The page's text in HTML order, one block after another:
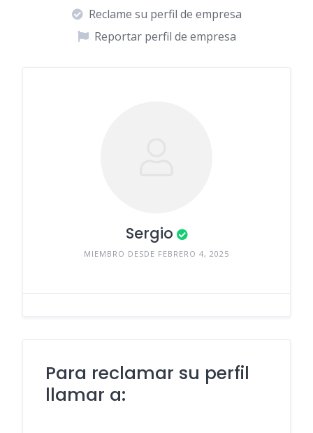
Reclame su perfil de empresa
Reportar perfil de empresa
Sergio
MIEMBRO DESDE FEBRERO 4, 2025
Para reclamar su perfil
llamar a: